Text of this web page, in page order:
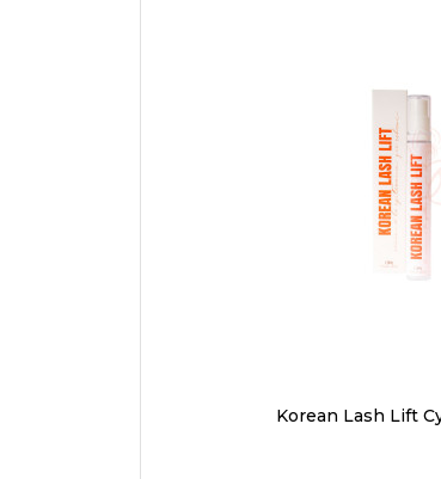
Korean Lash Lift